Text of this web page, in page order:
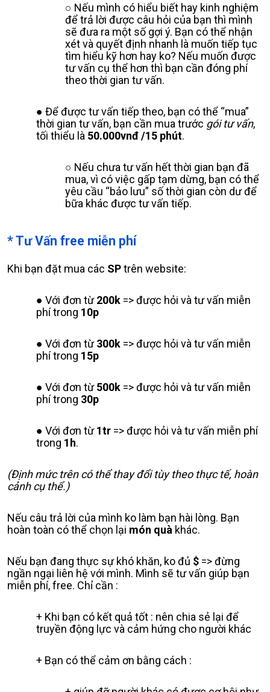
Nếu mình có hiểu biết hay kinh nghiệm
để trả lời được câu hỏi của bạn thì mình
sẽ đưa ra một số gợi ý. Bạn có thể nhận
xét và quyết định nhanh là muốn tiếp tục
tìm hiểu kỹ hơn hay ko? Nếu muốn được
tư vấn cụ thể hơn thì bạn cần đóng phí
theo thời gian tư vấn.
Để được tư vấn tiếp theo, bạn có thể “mua”
thời gian tư vấn, bạn cần mua trước gói tư vấn,
tối thiểu là 50.000vnđ /15 phút.
Nếu chưa tư vấn hết thời gian bạn đã
mua, vì có việc gấp tạm dừng, bạn có thể
yêu cầu “bảo lưu” số thời gian còn dư để
bữa khác được tư vấn tiếp.
* Tư Vấn free miễn phí
Khi bạn đặt mua các SPtrên website:
Với đơn từ200k => được hỏi và tư vấn miễn
phí trong 10p
Với đơn từ300k => được hỏi và tư vấn miễn
phí trong 15p
Với đơn từ500k => được hỏi và tư vấn miễn
phí trong 30p
Với đơn từ1tr => được hỏi và tư vấn miễn phí
trong 1h.
(Định mức trên có thể thay đổi tùy theo thực tế, hoàn
cảnh cụ thể.)
Nếu câu trả lời của mình ko làm bạn hài lòng. Bạn
hoàn toàn có thể chọn lại món quà khác.
Nếu bạn đang thực sự khó khăn, ko đủ $ => đừng
ngần ngại liên hệ với mình. Mình sẽ tư vấn giúp bạn
miễn phí, free. Chỉ cần :
Khi bạn có kết quả tốt : nên chia sẻ lại để
truyền động lực và cảm hứng cho người khác
Bạn có thể cảm ơn bằng cách :